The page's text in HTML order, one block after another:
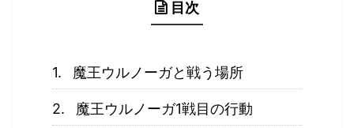
目次
魔王ウルノーガと戦う場所
魔王ウルノーガ1戦目の行動